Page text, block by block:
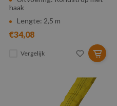
haak
Lengte: 2,5 m
€34,08
Vergelijk